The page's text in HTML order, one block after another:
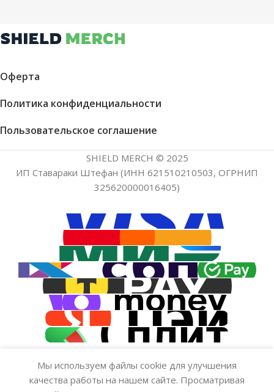
Оферта
Политика конфиденциальности
Пользовательское соглашение
SHIELD MERCH © 2025
ИП Ставараки Штефан (ИНН 621510210503, ОГРНИП
325620000016405)
Мы используем файлы cookie для улучшения
качества работы на нашем сайте. Просматривая
Брелок — Alcest «НЛО»
599.00₽ Нет в наличии